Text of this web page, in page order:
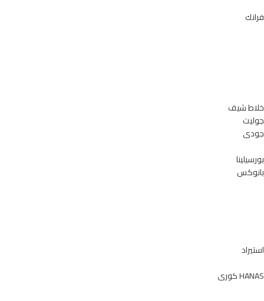
فرانك
خلاط شيف
جوليت
جودى
بورسيلينا
بانوكس
استيراد
HANAS كورى